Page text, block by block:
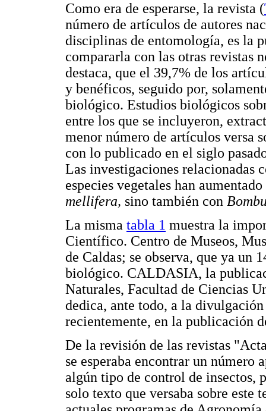
Como era de esperarse, la revista (
número de artículos de autores
disciplinas de entomología, es la
compararla con las otras revistas
destaca, que el 39,7% de los
y benéficos, seguido por,
biológico. Estudios biológicos
entre los que se incluyeron,
menor número de artículos versa
con lo publicado en el siglo
Las investigaciones relacionadas
especies vegetales han
mellifera, sino también con
La misma tabla 1 muestra la
Científico. Centro de Museos,
de Caldas; se observa, que ya un
biológico. CALDASIA, la
Naturales, Facultad de Ciencias
dedica, ante todo, a la
recientemente, en la publicación
De la revisión de las revistas
se esperaba encontrar un número
algún tipo de control de insectos,
solo texto que versaba sobre este